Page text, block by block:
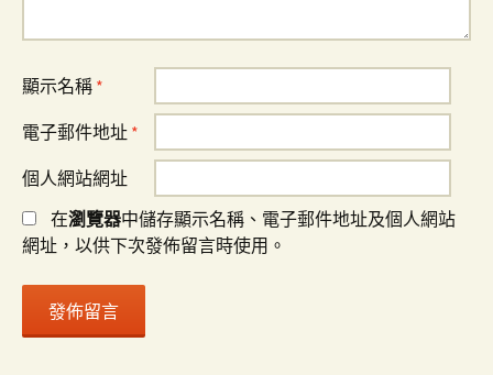
顯示名稱 *
電子郵件地址 *
個人網站網址
在瀏覽器中儲存顯示名稱、電子郵件地址及個人網站
網址，以供下次發佈留言時使用。